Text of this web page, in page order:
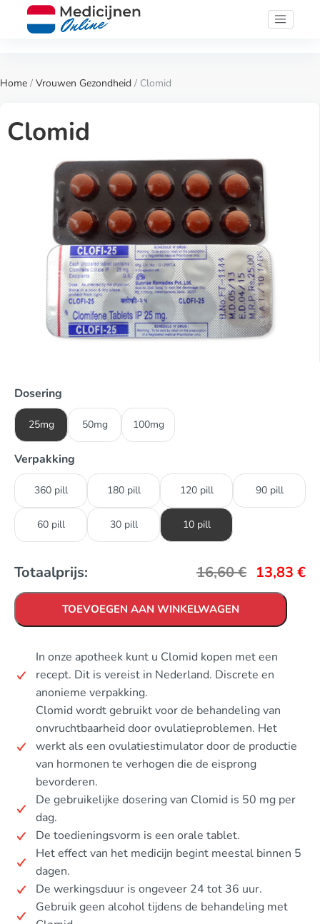
Home / Vrouwen Gezondheid / Clomid
Clomid
Dosering
25mg 50mg 100mg
Verpakking
360 pill 180 pill 120 pill 90 pill
60 pill 30 pill 10 pill
Totaalprijs: 16,60€ 13,83 €
TOEVOEGEN AAN WINKELWAGEN
In onze apotheek kunt u Clomid kopen met een
recept. Dit is vereist in Nederland. Discrete en
anonieme verpakking.
Clomid wordt gebruikt voor de behandeling van
onvruchtbaarheid door ovulatieproblemen. Het
werkt als een ovulatiestimulator door de productie
van hormonen te verhogen die de eisprong
bevorderen.
De gebruikelijke dosering van Clomid is 50 mg per
dag.
De toedieningsvorm is een orale tablet.
Het effect van het medicijn begint meestal binnen 5
dagen.
De werkingsduur is ongeveer 24 tot 36 uur.
Gebruik geen alcohol tijdens de behandeling met